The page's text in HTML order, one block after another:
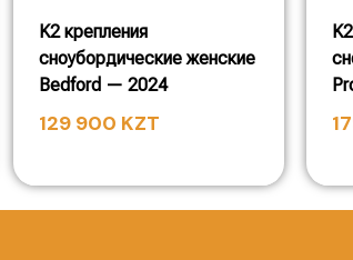
K2 крепления
сноубордические женские
Bedford — 2024
129 900 KZT